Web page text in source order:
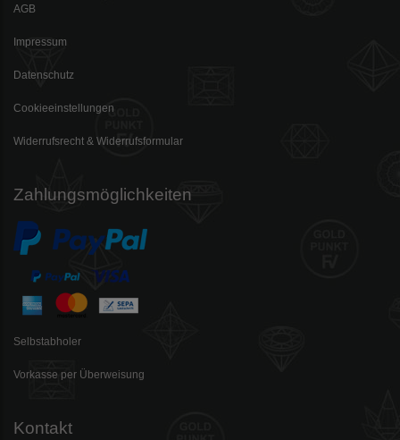
AGB
Impressum
Datenschutz
Cookieeinstellungen
Widerrufsrecht & Widerrufsformular
Zahlungsmöglichkeiten
Selbstabholer
Vorkasse per Überweisung
Kontakt